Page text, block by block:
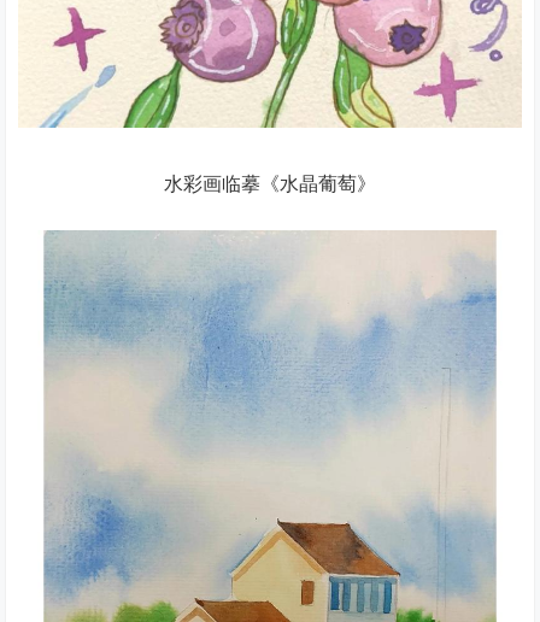
水彩画临摹《水晶葡萄》